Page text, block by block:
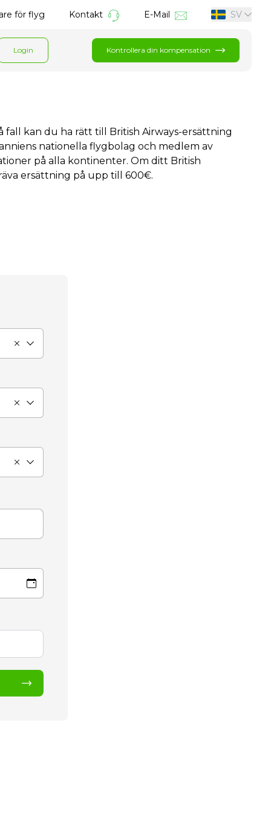
för flyg Kontakt E-Mail SV
Login Kontrollera din kompensation
kan du ha rätt till British Airways-ersättning
nationella flygbolag och medlem av
på alla kontinenter. Om ditt British
ersättning på upp till 600€.